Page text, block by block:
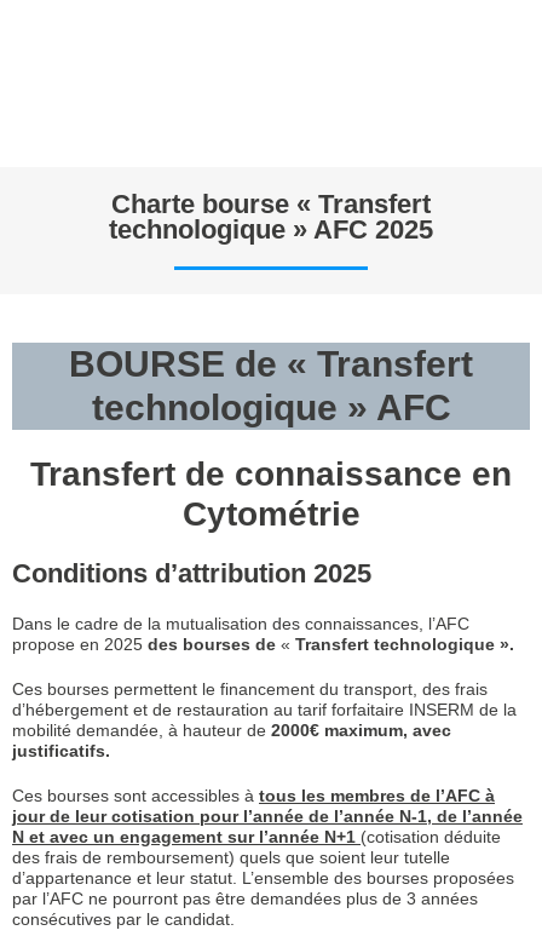
Charte bourse « Transfert
technologique » AFC 2025
BOURSE de « Transfert
technologique » AFC
Transfert de connaissance en
Cytométrie
Conditions d’attribution 2025
Dans le cadre de la mutualisation des connaissances, l’AFC
propose en 2025 des bourses de « Transfert technologique ».
Ces bourses permettent le financement du transport, des frais
d’hébergement et de restauration au tarif forfaitaire INSERM de la
mobilité demandée, à hauteur de 2000€ maximum, avec
justificatifs.
Ces bourses sont accessibles à tous les membres de l’AFC à
jour de leur cotisation pour l’année de l’année N-1, de l’année
N et avec un engagement sur l’année N+1 (cotisation déduite
des frais de remboursement) quels que soient leur tutelle
d’appartenance et leur statut. L’ensemble des bourses proposées
par l’AFC ne pourront pas être demandées plus de 3 années
consécutives par le candidat.